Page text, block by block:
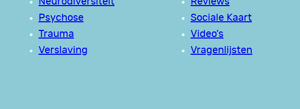
Psychose
Trauma
Verslaving
Sociale Kaart
Video’s
Vragenlijsten